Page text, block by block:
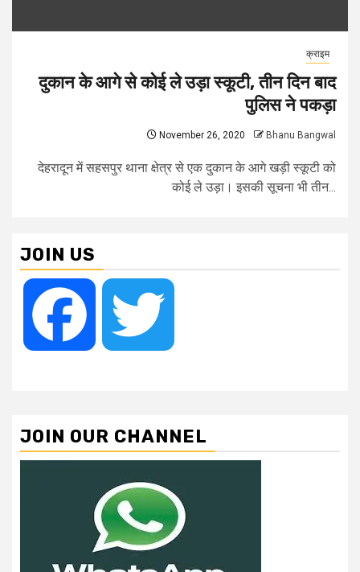
क्राइम
दुकान के आगे से कोई ले उड़ा स्कूटी, तीन दिन बाद
पुलिस ने पकड़ा
November 26, 2020 Bhanu Bangwal
देहरादून में सहसपुर थाना क्षेत्र से एक दुकान के आगे खड़ी स्कूटी को
कोई ले उड़ा। इसकी सूचना भी तीन...
JOIN US
Facebook
JOIN OUR CHANNEL